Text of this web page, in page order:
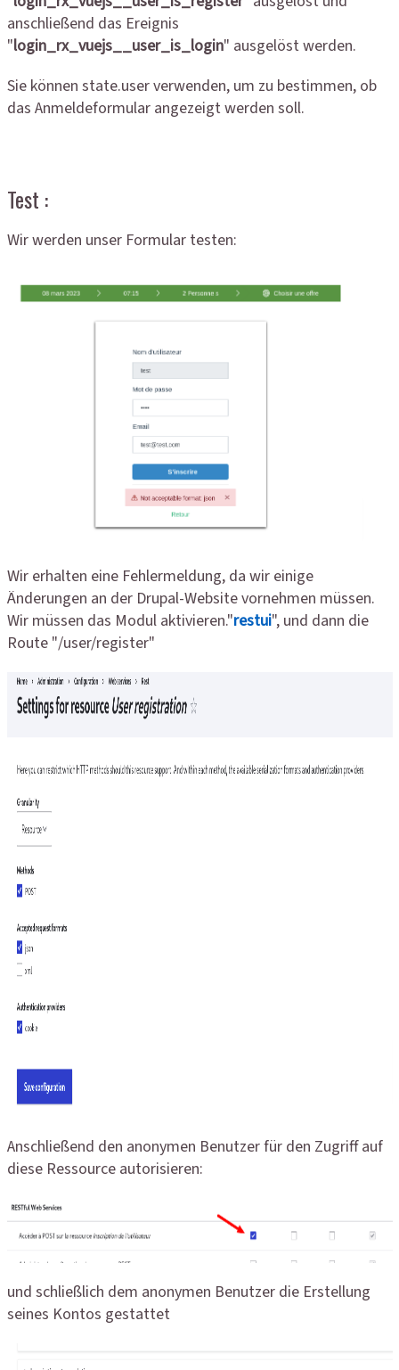
anschließend das Ereignis
"login_rx_vuejs__user_is_login" ausgelöst werden.
Sie können state.user verwenden, um zu bestimmen, ob
das Anmeldeformular angezeigt werden soll.
Test :
Wir werden unser Formular testen:
Wir erhalten eine Fehlermeldung, da wir einige
Änderungen an der Drupal-Website vornehmen müssen.
Wir müssen das Modul aktivieren."restui", und dann die
Route "/user/register"
Anschließend den anonymen Benutzer für den Zugriff auf
diese Ressource autorisieren:
und schließlich dem anonymen Benutzer die Erstellung
seines Kontos gestattet